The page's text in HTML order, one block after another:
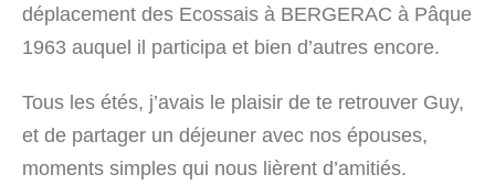
déplacement des Ecossais à BERGERAC à Pâque
1963 auquel il participa et bien d’autres encore.
Tous les étés, j’avais le plaisir de te retrouver Guy,
et de partager un déjeuner avec nos épouses,
moments simples qui nous lièrent d’amitiés.